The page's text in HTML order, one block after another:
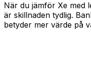
När du jämför Xe med
är skillnaden tydlig.
betyder mer värde på